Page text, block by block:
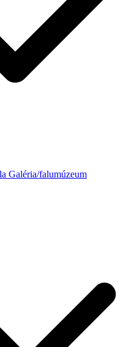
Galéria/falumúzeum